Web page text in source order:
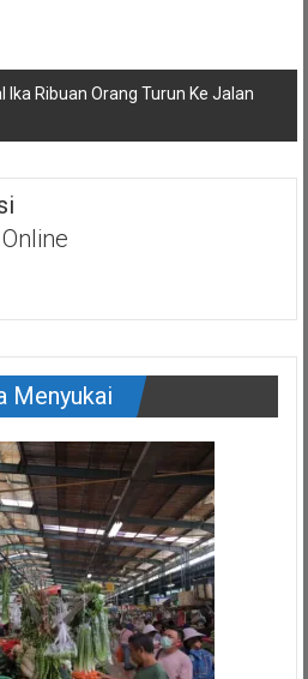
Ika Ribuan Orang Turun Ke Jalan
Menyukai